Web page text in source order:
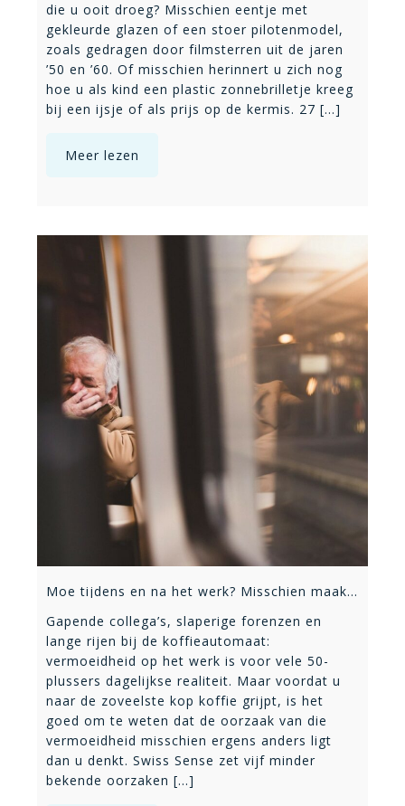
die u ooit droeg? Misschien eentje met
gekleurde glazen of een stoer pilotenmodel,
zoals gedragen door filmsterren uit de jaren
’50 en ’60. Of misschien herinnert u zich nog
hoe u als kind een plastic zonnebrilletje kreeg
bij een ijsje of als prijs op de kermis. 27 [...]
Meer lezen
Moe tijdens en na het werk? Misschien maakt u deze onverwachte fouten
Gapende collega’s, slaperige forenzen en
lange rijen bij de koffieautomaat:
vermoeidheid op het werk is voor vele 50-
plussers dagelijkse realiteit. Maar voordat u
naar de zoveelste kop koffie grijpt, is het
goed om te weten dat de oorzaak van die
vermoeidheid misschien ergens anders ligt
dan u denkt. Swiss Sense zet vijf minder
bekende oorzaken [...]